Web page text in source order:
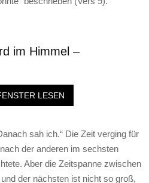
im Himmel –
LESEN
sah ich.“ Die Zeit verging für
der anderen im sechsten
Aber die Zeitspanne zwischen
der nächsten ist nicht so groß,